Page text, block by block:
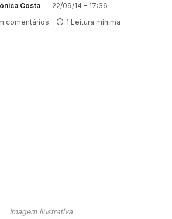
Costa 22/09/14 - 17:36
comentários 1 Leitura mínima
Imagem ilustrativa